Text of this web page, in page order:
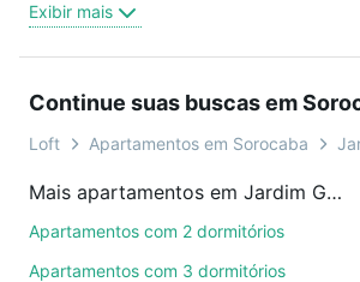
oferta ideal de Apartamentos com 4
em Jardim Germiniani, Sorocaba,
videochamada, é grátis, sem
ainda conta com mais de 46 mil
de imóveis.
Como escolher um imóvel?
Exibir mais
Continue suas buscas em
Loft Apartamentos em Sorocaba
Mais apartamentos em Jardim Germiniani
Apartamentos com 2 dormitórios
Apartamentos com 3 dormitórios